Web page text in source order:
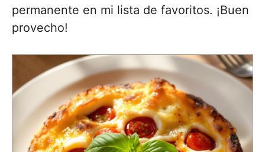
permanente en mi lista de favoritos. ¡Buen
provecho!